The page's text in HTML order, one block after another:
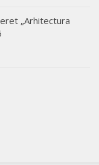
„Arhitectura